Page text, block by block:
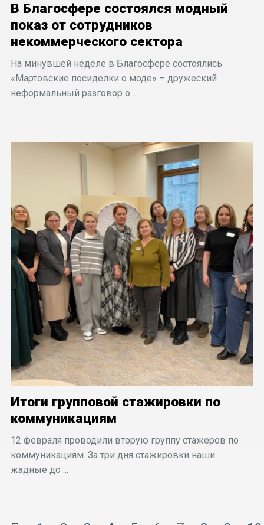
В Благосфере состоялся модный
показ от сотрудников
некоммерческого сектора
На минувшей неделе в Благосфере состоялись
«Мартовские посиделки о моде» – дружеский
неформальный разговор о ...
Итоги групповой стажировки по
коммуникациям
12 февраля проводили вторую группу стажеров по
коммуникациям. За три дня стажировки наши
жадные до ...